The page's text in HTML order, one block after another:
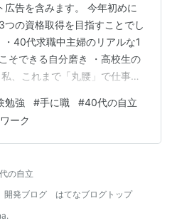
告を含みます。 今年初めに
の資格取得を目指すことでし
40代求職中主婦のリアルな1
そできる自分磨き ・高校生の
、これまで「丸腰」で仕事を
て特徴がなく、「〇〇ができ
くて…そして、「手に職」と
１から何か始めることも難し
の経験やスキルを資格にする
勉強…
勉強 #手に職 #40代の自立
ーク
の自立
開発ブログ
はてなブログトップ